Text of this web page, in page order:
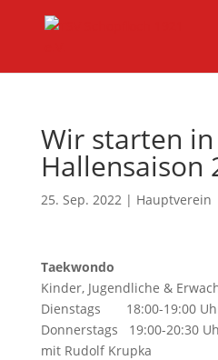
Wir starten
Hallensaison
25. Sep. 2022| Hauptverein
Taekwondo
Kinder, Jugendliche &
Dienstags 18:00-19:00
Donnerstags 19:00-20:30
mit Rudolf Krupka